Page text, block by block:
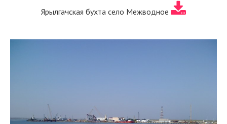
Ярылгачская бухта село Межводное